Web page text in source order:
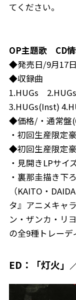
てください。
OP主題歌 CD
◆発売日/9月17
◆収録曲
1.HUGs
3.HUGs(Inst)
◆価格/・通常盤
・初回生産限定
◆初回生産限定
・見開きLPサイ
・裏那圭描き下
（KAITO・
タ』アニメキャ
ン・ザンカ・リ
の全9種トレー
ED：「灯火」